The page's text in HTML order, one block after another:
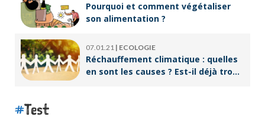
Pourquoi et comment végétaliser
son alimentation ?
07.01.21 | ECOLOGIE
Réchauffement climatique : quelles
en sont les causes ? Est-il déjà trop
Test